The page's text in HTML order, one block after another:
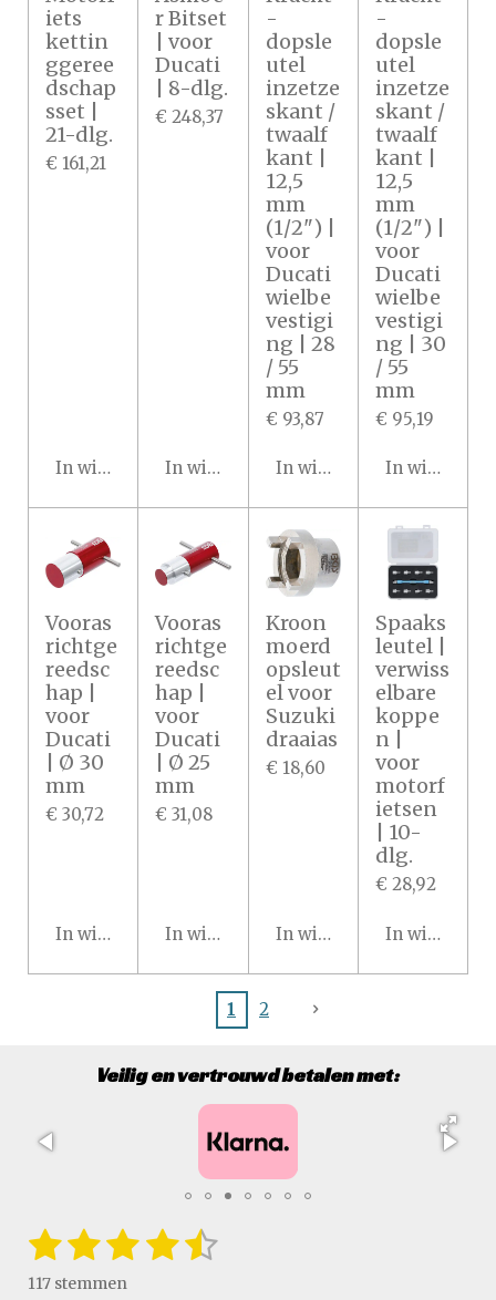
iets
kettin
ggeree
dschap
sset |
21-dlg.
€ 161,21
In winkelwagen
r Bitset
| voor
Ducati
| 8-dlg.
€ 248,37
In winkelwagen
-
dopsle
utel
inzetze
skant /
twaalf
kant |
12,5
mm
(1/2") |
voor
Ducati
wielbe
vestigi
ng | 28
/ 55
mm
€ 93,87
In winkelwagen
-
dopsle
utel
inzetze
skant /
twaalf
kant |
12,5
mm
(1/2") |
voor
Ducati
wielbe
vestigi
ng | 30
/ 55
mm
€ 95,19
In
Vooras
richtge
reedsc
hap |
voor
Ducati
| Ø 30
mm
€ 30,72
In winkelwagen
Vooras
richtge
reedsc
hap |
voor
Ducati
| Ø 25
mm
€ 31,08
In winkelwagen
Kroon
moerd
opsleut
el voor
Suzuki
draaias
€ 18,60
In winkelwagen
Spaaks
leutel |
verwiss
elbare
koppe
n |
voor
motorf
ietsen
| 10-
dlg.
€ 28,92
In
1 2
Veilig en vertrouwd betalen met:
R
a
t
1
s
2
s
3
s
4 5
S
117 stemmen